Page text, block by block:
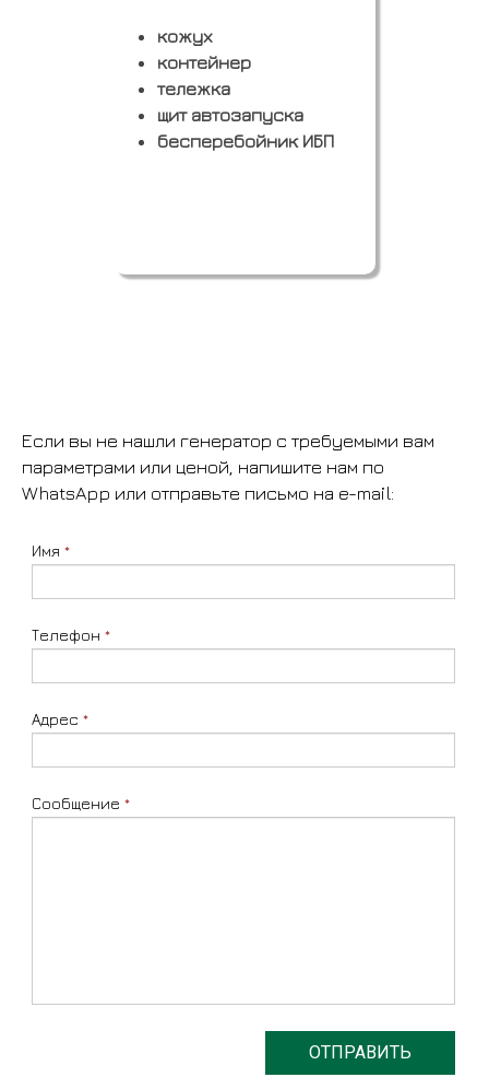
кожух
контейнер
тележка
щит автозапуска
бесперебойник ИБП
Если вы не нашли генератор с требуемыми вам
параметрами или ценой, напишите нам по
WhatsApp или отправьте письмо на e-mail:
Имя *
Телефон *
Адрес *
Сообщение *
ОТПРАВИТЬ